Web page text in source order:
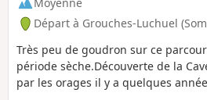
Départ à Grouches-Luchuel
Très peu de goudron sur ce
période sèche.Découverte de la
par les orages il y a quelques